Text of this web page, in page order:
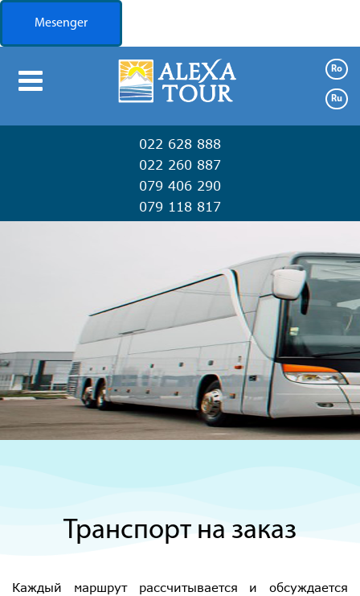
Mesenger
Booking
Транспорт
Ro
Ru
022 628 888
022 260 887
079 406 290
079 118 817
Транспорт на заказ
Каждый маршрут рассчитывается и обсуждается